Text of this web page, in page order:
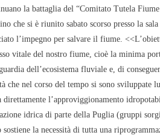
la battaglia del “Comitato Tutela
che si è riunito sabato scorso presso la
l’impegno per salvare il fiume.
vitale del nostro fiume, cioè la minima
dell’ecosistema fluviale e, di
che nel corso del tempo si sono sviluppate
l’approviggionamento
idrica di parte della Puglia (gruppi
la necessità di tutta una